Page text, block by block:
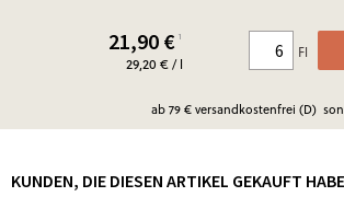
21,90 €¹
29,20 € / l
ab 79 € versandkostenfrei (D)
Fl
KUNDEN, DIE DIESEN ARTIKEL GEKAUFT